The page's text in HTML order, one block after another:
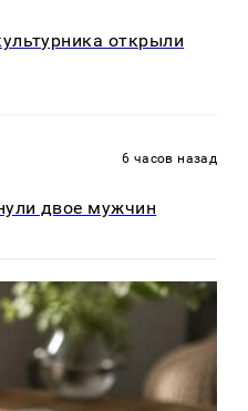
открыли
6 часов назад
двое мужчин